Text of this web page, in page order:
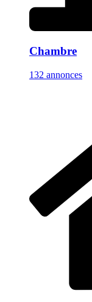
Chambre
132 annonces